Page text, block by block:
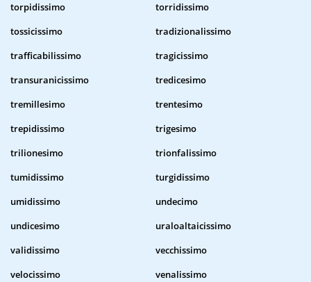
torpidissimo
torridissimo
tossicissimo
tradizionalissimo
trafficabilissimo
tragicissimo
transuranicissimo
tredicesimo
tremillesimo
trentesimo
trepidissimo
trigesimo
trilionesimo
trionfalissimo
tumidissimo
turgidissimo
umidissimo
undecimo
undicesimo
uraloaltaicissimo
validissimo
vecchissimo
velocissimo
venalissimo